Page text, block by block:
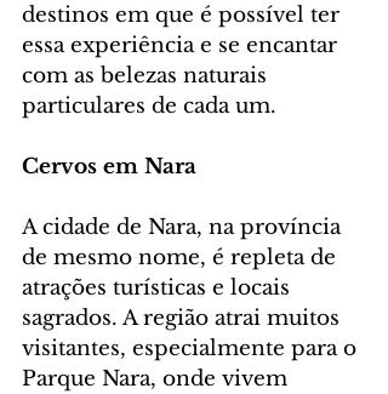
destinos em que é possível ter
essa experiência e se encantar
com as belezas naturais
particulares de cada um.
Cervos em Nara
A cidade de Nara, na província
de mesmo nome, é repleta de
atrações turísticas e locais
sagrados. A região atrai muitos
visitantes, especialmente para o
Parque Nara, onde vivem